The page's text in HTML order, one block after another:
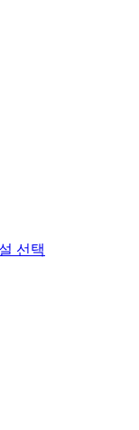
선택